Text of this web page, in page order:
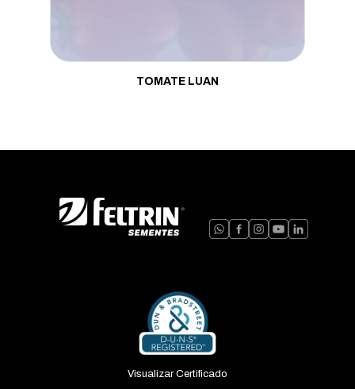
TOMATE LUAN
Visualizar Certificado